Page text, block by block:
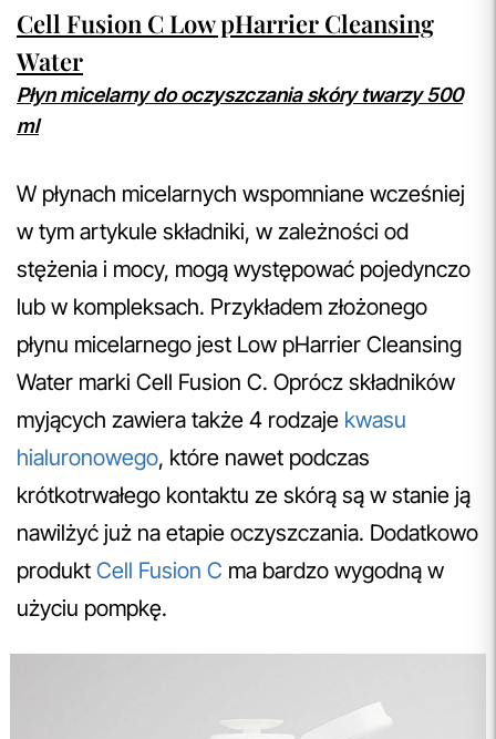
Cell Fusion C Low pHarrier Cleansing
Water
Płyn micelarny do oczyszczania skóry twarzy 500
ml
W płynach micelarnych wspomniane wcześniej
w tym artykule składniki, w zależności od
stężenia i mocy, mogą występować pojedynczo
lub w kompleksach. Przykładem złożonego
płynu micelarnego jest Low pHarrier Cleansing
Water marki Cell Fusion C. Oprócz składników
myjących zawiera także 4 rodzaje kwasu
hialuronowego, które nawet podczas
krótkotrwałego kontaktu ze skórą są w stanie ją
nawilżyć już na etapie oczyszczania. Dodatkowo
produkt Cell Fusion C ma bardzo wygodną w
użyciu pompkę.